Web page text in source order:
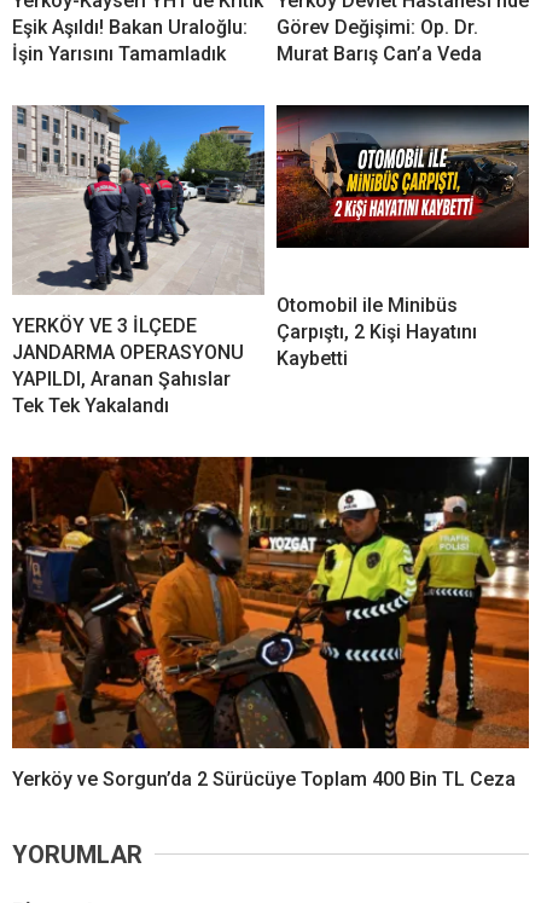
Eşik Aşıldı! Bakan Uraloğlu:
İşin Yarısını Tamamladık
Görev Değişimi: Op. Dr.
Murat Barış Can’a Veda
YERKÖY VE 3 İLÇEDE
JANDARMA OPERASYONU
YAPILDI, Aranan Şahıslar
Tek Tek Yakalandı
Otomobil ile Minibüs
Çarpıştı, 2 Kişi Hayatını
Kaybetti
Yerköy ve Sorgun’da 2 Sürücüye Toplam 400 Bin TL Ceza
YORUMLAR